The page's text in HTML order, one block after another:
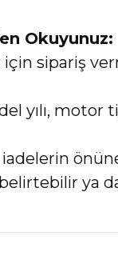
Okuyunuz:
sipariş
yılı,
iadelerin
belirtebilir